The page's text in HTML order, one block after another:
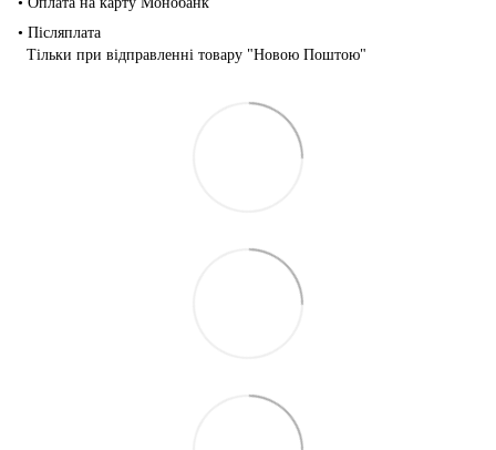
• Післяплата
Тільки при відправленні товару "Новою Поштою"